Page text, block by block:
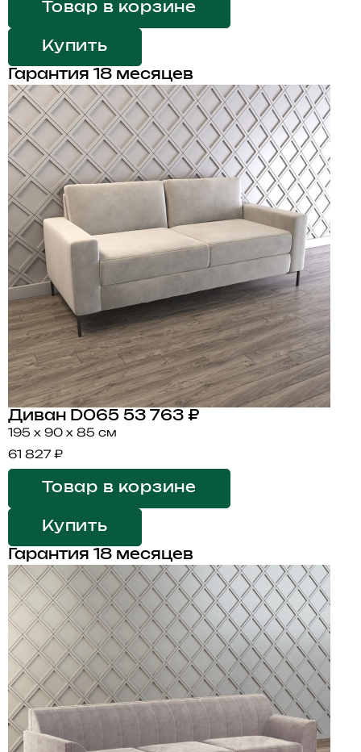
Товар в корзине
Купить
Гарантия 18 месяцев
Диван D065 53 763 ₽
195 x 90 x 85 см
61 827 ₽
Товар в корзине
Купить
Гарантия 18 месяцев